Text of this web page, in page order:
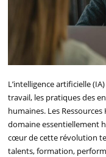
L’intelligence artificielle
travail, les pratiques des
humaines. Les
domaine essentiellement
cœur de cette révolution
talents, formation,